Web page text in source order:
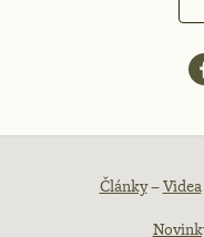
Patička
Články–Videa